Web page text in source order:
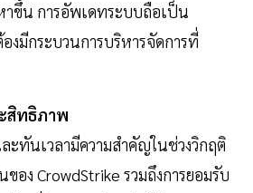
ขึ้น การอัพเดทระบบถือเป็น
งมีกระบวนการบริหารจัดการที่
สิทธิภาพ
ะทันเวลามีความสำคัญในช่วงวิกฤติ
อง CrowdStrike รวมถึงการยอมรับ